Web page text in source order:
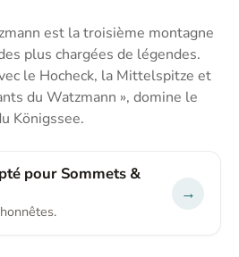
est la troisième montagne
plus chargées de légendes.
le Hocheck, la Mittelspitze et
du Watzmann », domine le
Königssee.
pour Sommets &
→